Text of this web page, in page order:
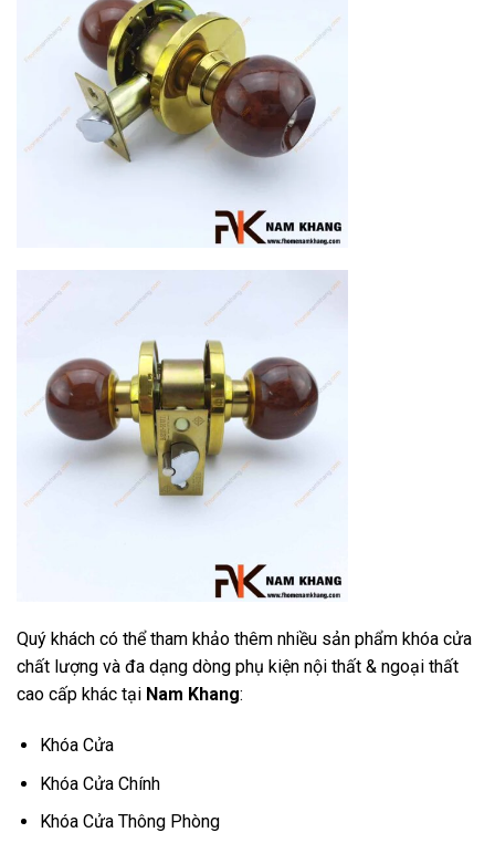
Quý khách có thể tham khảo thêm nhiều sản phẩm khóa cửa
chất lượng và đa dạng dòng phụ kiện nội thất & ngoại thất
cao cấp khác tại Nam Khang:
Khóa Cửa
Khóa Cửa Chính
Khóa Cửa Thông Phòng